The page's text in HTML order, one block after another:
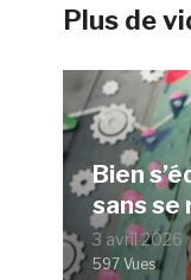
Plus de
Bien
sans se
3 avril 2026
597 Vues